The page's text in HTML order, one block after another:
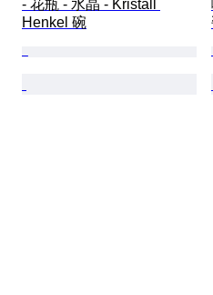
- 花瓶 - 水晶 - Kristall
Henkel 碗